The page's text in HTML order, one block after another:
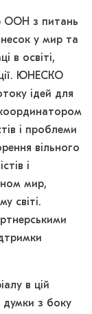
ООН з питань
у мир та
в освіті,
ЮНЕСКО
ідей для
і проблеми
вільного
і
мир,
світі.
в цій
думки з боку